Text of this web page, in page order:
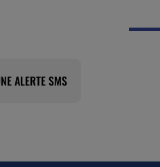
ALERTE SMS